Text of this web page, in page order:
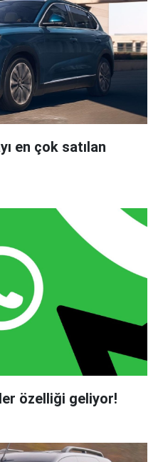
en çok satılan
özelliği geliyor!